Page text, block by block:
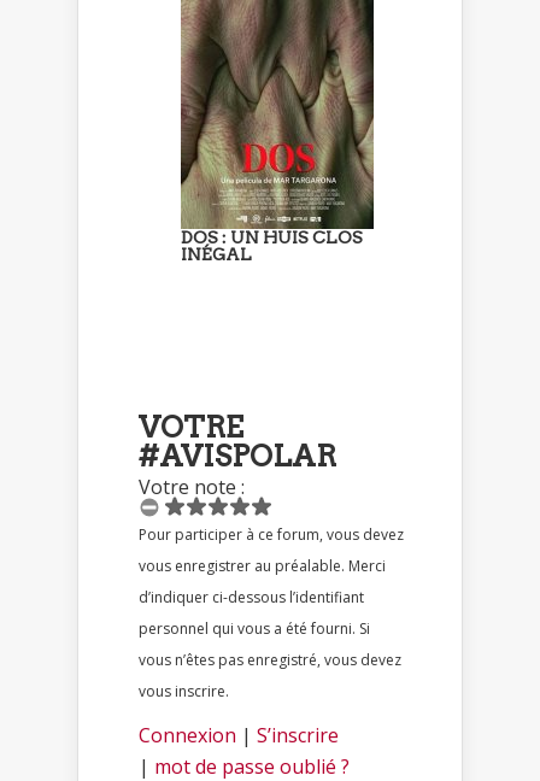
DOS : UN HUIS CLOS
INÉGAL
VOTRE
#AVISPOLAR
Votre note :
Pour participer à ce forum, vous devez
vous enregistrer au préalable. Merci
d’indiquer ci-dessous l’identifiant
personnel qui vous a été fourni. Si
vous n’êtes pas enregistré, vous devez
vous inscrire.
Connexion | S’inscrire
| mot de passe oublié ?